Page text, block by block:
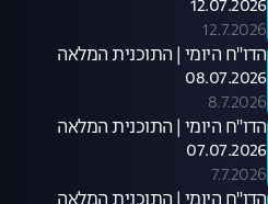
12.07.2026
12.7.2026
הדו"ח היומי | התוכנית המלאה
08.07.2026
8.7.2026
הדו"ח היומי | התוכנית המלאה
07.07.2026
7.7.2026